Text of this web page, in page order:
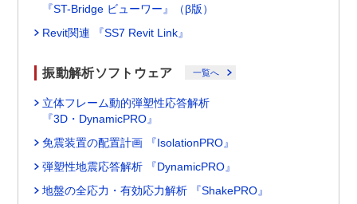
『ST-Bridge ビューワー』（β版）
Revit関連 『SS7 Revit Link』
振動解析ソフトウェア 一覧へ
立体フレーム動的弾塑性応答解析
『3D・DynamicPRO』
免震装置の配置計画 『IsolationPRO』
弾塑性地震応答解析 『DynamicPRO』
地盤の全応力・有効応力解析 『ShakePRO』